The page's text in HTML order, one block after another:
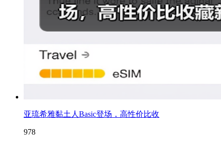
亚琉希雅黏土人Basic登场，高性价比收
978